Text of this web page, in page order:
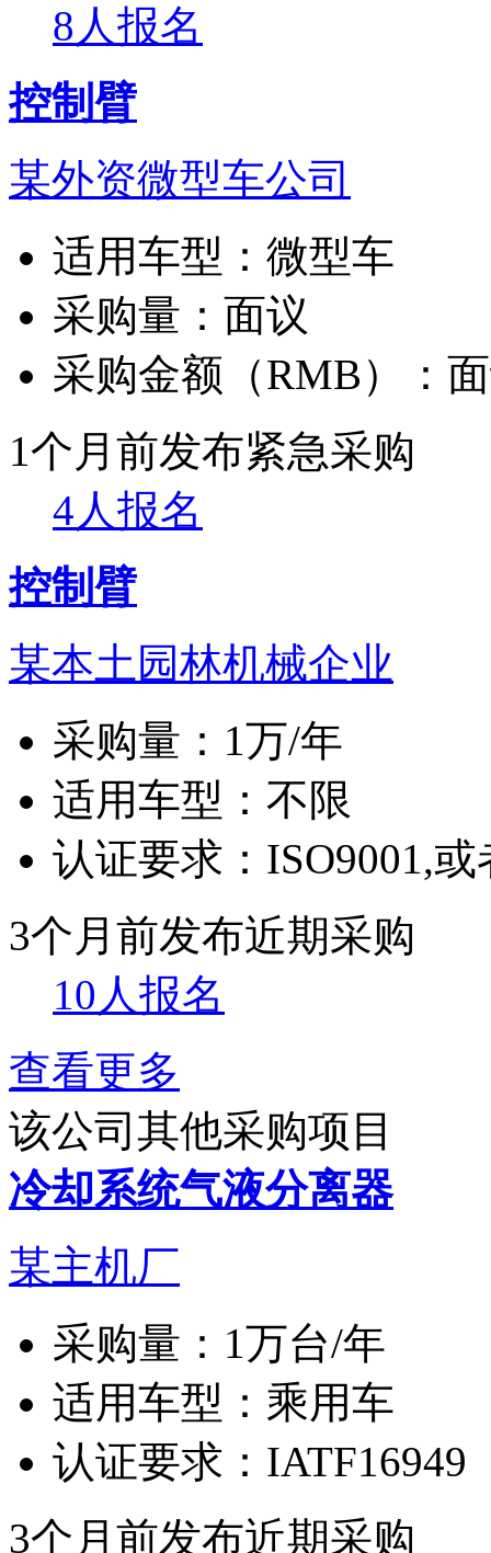
8人报名
控制臂
某外资微型车公司
适用车型： 微型车
采购量： 面议
采购金额（RMB）：
1个月前发布紧急采购
4人报名
控制臂
某本土园林机械企业
采购量： 1万/年
适用车型： 不限
认证要求： ISO9001,
3个月前发布近期采购
10人报名
查看更多
该公司其他采购项目
冷却系统气液分离器
某主机厂
采购量： 1万台/年
适用车型： 乘用车
认证要求： IATF16949
3个月前发布近期采购